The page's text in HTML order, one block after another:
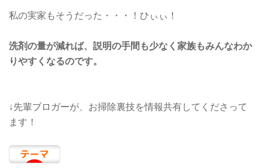
私の実家もそうだった・・・！ひぃぃ！
洗剤の量が減れば、説明の手間も少なく家族もみんなわか
りやすくなるのです。
↓先輩ブロガーが、お掃除裏技を情報共有してくださって
ます！